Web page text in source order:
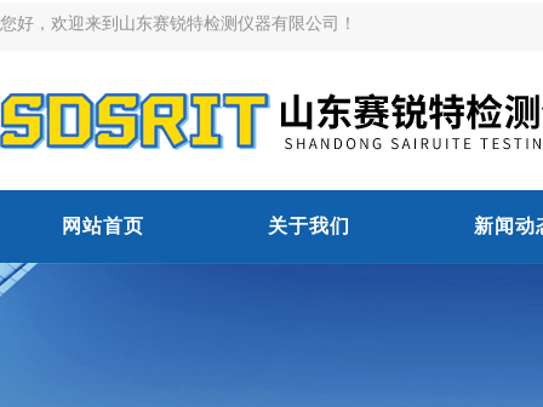
您好，欢迎来到山东赛锐特检测仪器有限公司！
网站首页 关于我们 新闻动